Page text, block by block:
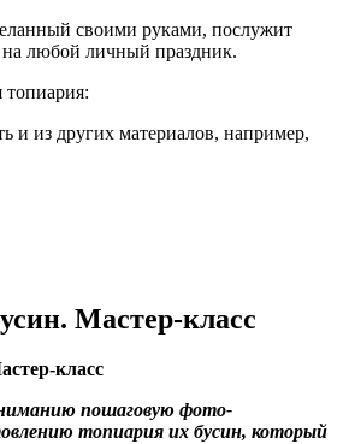
своими руками, послужит
любой личный праздник.
и из других материалов, например,
Мастер-класс
класс
пошаговую фото-
топиария их бусин, который